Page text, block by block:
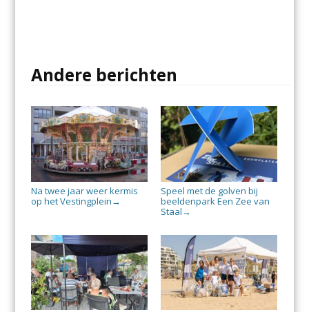
Andere berichten
Na twee jaar weer kermis
op het Vestingplein →
Speel met de golven bij
beeldenpark Een Zee van
Staal →